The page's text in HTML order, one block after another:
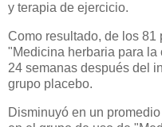
y terapia de ejercicio.
Como resultado, de los 81
"Medicina herbaria para
24 semanas después del
grupo placebo.
Disminuyó en un